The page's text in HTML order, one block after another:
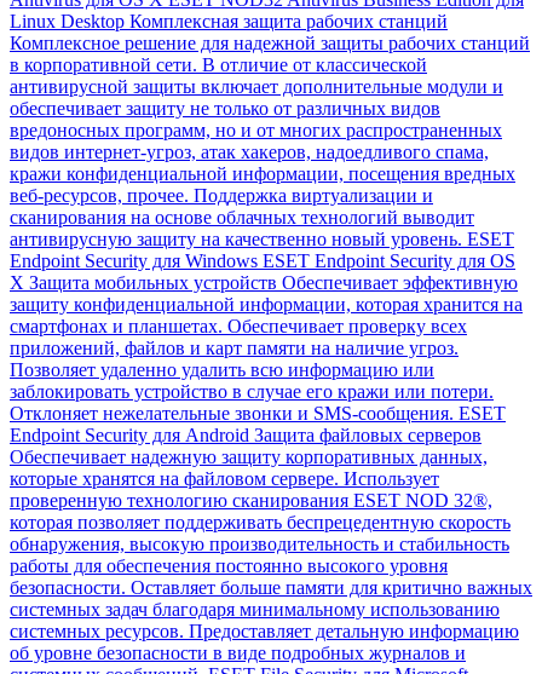
Linux Desktop Комплексная защита рабочих станций
Комплексное решение для надежной защиты рабочих станций
в корпоративной сети. В отличие от классической
антивирусной защиты включает дополнительные модули и
обеспечивает защиту не только от различных видов
вредоносных программ, но и от многих распространенных
видов интернет-угроз, атак хакеров, надоедливого спама,
кражи конфиденциальной информации, посещения вредных
веб-ресурсов, прочее. Поддержка виртуализации и
сканирования на основе облачных технологий выводит
антивирусную защиту на качественно новый уровень. ESET
Endpoint Security для Windows ESET Endpoint Security для OS
X Защита мобильных устройств Обеспечивает эффективную
защиту конфиденциальной информации, которая хранится на
смартфонах и планшетах. Обеспечивает проверку всех
приложений, файлов и карт памяти на наличие угроз.
Позволяет удаленно удалить всю информацию или
заблокировать устройство в случае его кражи или потери.
Отклоняет нежелательные звонки и SMS-сообщения. ESET
Endpoint Security для Android Защита файловых серверов
Обеспечивает надежную защиту корпоративных данных,
которые хранятся на файловом сервере. Использует
проверенную технологию сканирования ESET NOD 32®,
которая позволяет поддерживать беспрецедентную скорость
обнаружения, высокую производительность и стабильность
работы для обеспечения постоянно высокого уровня
безопасности. Оставляет больше памяти для критично важных
системных задач благодаря минимальному использованию
системных ресурсов. Предоставляет детальную информацию
об уровне безопасности в виде подробных журналов и